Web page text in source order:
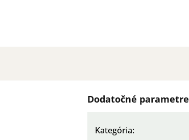
Dodatočné parametre
Kategória: